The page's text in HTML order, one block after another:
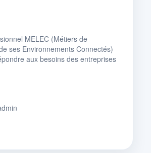
MELEC (Métiers de
ses Environnements Connectés)
aux besoins des entreprises